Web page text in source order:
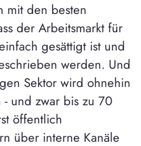
mit den besten
der Arbeitsmarkt für
gesättigt ist und
werden. Und
Sektor wird ohnehin
und zwar bis zu 70
öffentlich
über interne Kanäle